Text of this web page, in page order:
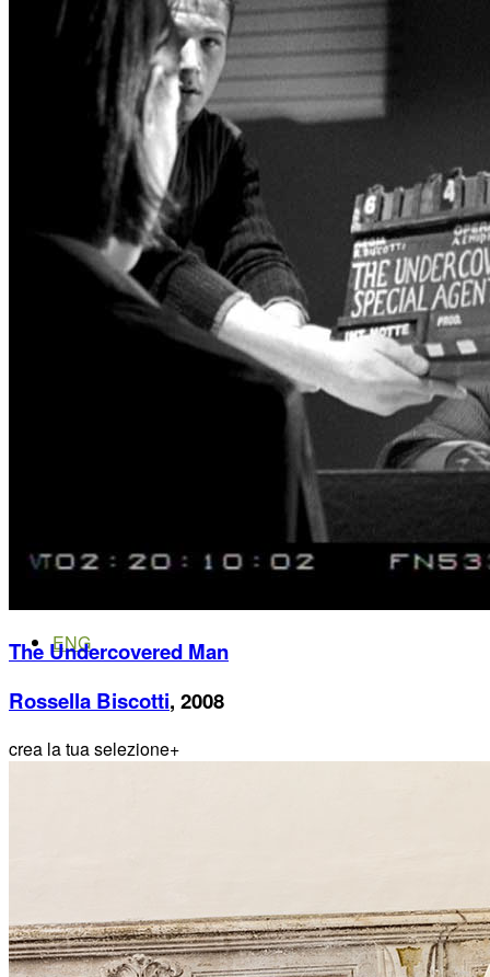
Area Media
Pubblicazioni
ENG
The Undercovered Man
Rossella Biscotti, 2008
crea la tua selezione+